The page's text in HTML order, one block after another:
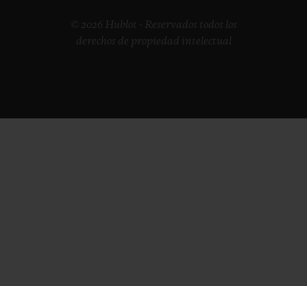
© 2026 Hublot - Reservados todos los
derechos de propiedad intelectual